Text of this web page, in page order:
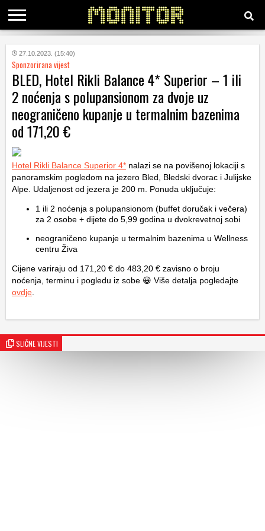
KATEGORIJE
HRVATSKI
WEB
27.10.2023. (15:40)
Sponzorirana vijest
BLED, Hotel Rikli Balance 4* Superior – 1 ili
2 noćenja s polupansionom za dvoje uz
neograničeno kupanje u termalnim bazenima
od 171,20 €
Hotel Rikli Balance Superior 4* nalazi se na povišenoj lokaciji s
panoramskim pogledom na jezero Bled, Bledski dvorac i Julijske
Alpe. Udaljenost od jezera je 200 m. Ponuda uključuje:
1 ili 2 noćenja s polupansionom (buffet doručak i večera)
za 2 osobe + dijete do 5,99 godina u dvokrevetnoj sobi
neograničeno kupanje u termalnim bazenima u Wellness
centru Živa
Cijene variraju od 171,20 € do 483,20 € zavisno o broju
noćenja, terminu i pogledu iz sobe 😀 Više detalja pogledajte
ovdje
SLIČNE VIJESTI